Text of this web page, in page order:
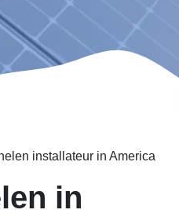
installateur in America
in